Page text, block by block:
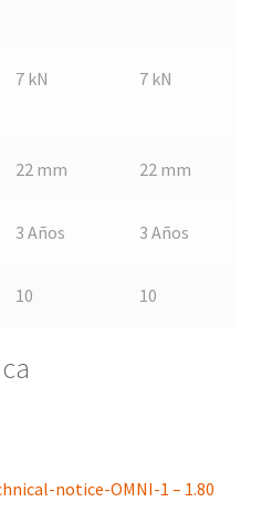
7 kN 7 kN
22 mm 22 mm
3 Años 3 Años
10 10
notice-OMNI-1 – 1.80